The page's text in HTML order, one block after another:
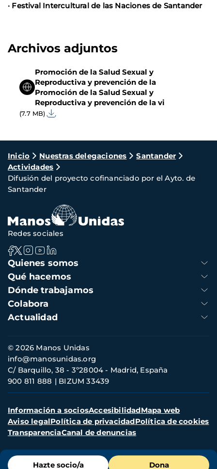
· Festival Intercultural de las Naciones de Santander
Archivos adjuntos
Promoción de la Salud Sexual y
Reproductiva y prevención de la
Promoción de la Salud Sexual y
Reproductiva y prevención de la vi
(7.7 MB)
Ruta
de
navegación
Inicio Nuestras delegaciones
Santander
Actividades
Difusión del proyecto cofinanciado por el Ayto. de
Santander
Menú
Hazte socio/a Dona
Navegación
principal
Quienes somos
Qué hacemos
Dónde trabajamos
Colabora
Actualidad
Redes sociales
Información
de
contacto
© 2026 Manos Unidas
C/ Barquillo, 38 - 3º28004 - Madrid, España
900 811 888
BIZUM 33439
info@manosunidas.org
Menú
secundario
Información a sociosAccesibilidadMapa web
Aviso legalPolítica de privacidadPolítica de cookies
TransparenciaCanal de denuncias